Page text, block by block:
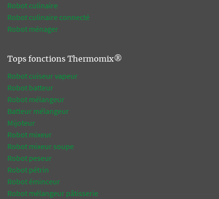
Robot culinaire
Robot culinaire connecté
Robot ménager
Tops fonctions Thermomix®
Robot cuiseur vapeur
Robot batteur
Robot mélangeur
Batteur mélangeur
Mijoteur
Robot mixeur
Robot mixeur soupe
Robot peseur
Robot pétrin
Robot éminceur
Robot mélangeur pâtisserie